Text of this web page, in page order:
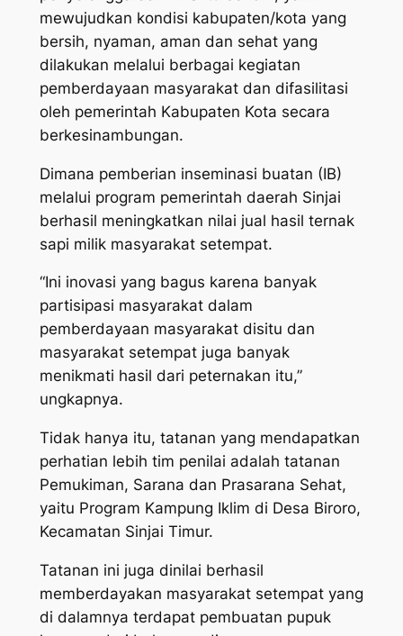
mewujudkan kondisi kabupaten/kota yang
bersih, nyaman, aman dan sehat yang
dilakukan melalui berbagai kegiatan
pemberdayaan masyarakat dan difasilitasi
oleh pemerintah Kabupaten Kota secara
berkesinambungan.
Dimana pemberian inseminasi buatan (IB)
melalui program pemerintah daerah Sinjai
berhasil meningkatkan nilai jual hasil ternak
sapi milik masyarakat setempat.
“Ini inovasi yang bagus karena banyak
partisipasi masyarakat dalam
pemberdayaan masyarakat disitu dan
masyarakat setempat juga banyak
menikmati hasil dari peternakan itu,”
ungkapnya.
Tidak hanya itu, tatanan yang mendapatkan
perhatian lebih tim penilai adalah tatanan
Pemukiman, Sarana dan Prasarana Sehat,
yaitu Program Kampung Iklim di Desa Biroro,
Kecamatan Sinjai Timur.
Tatanan ini juga dinilai berhasil
memberdayakan masyarakat setempat yang
di dalamnya terdapat pembuatan pupuk